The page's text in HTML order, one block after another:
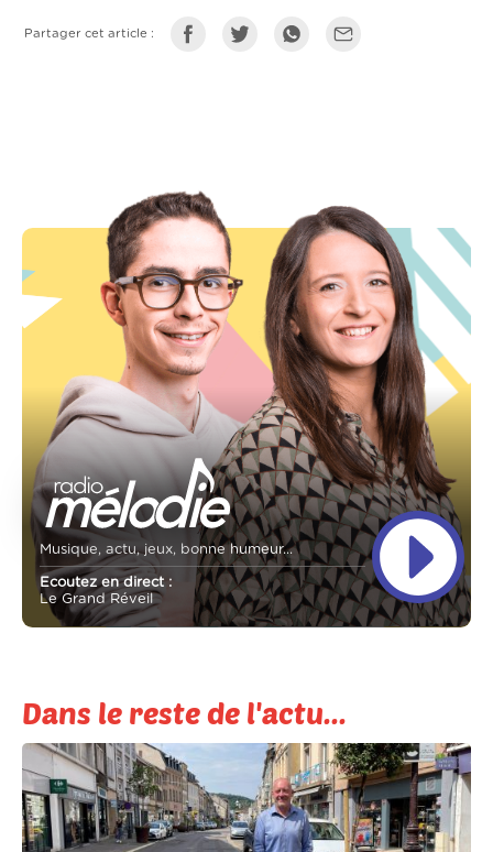
Partager cet article :
Musique, actu, jeux, bonne humeur...
Ecoutez en direct :
Le Grand Réveil
Dans le reste de l'actu...